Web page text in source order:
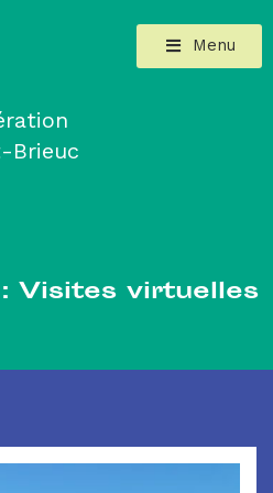
Brieuc
Menu
Visites virtuelles